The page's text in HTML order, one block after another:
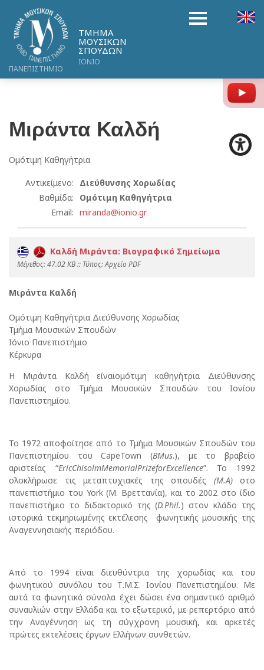
ΤΜΗΜΑ
ΜΟΥΣΙΚΩΝ
ΣΠΟΥΔΩΝ
ΙΟΝΙΟ
ΠΑΝΕΠΙΣΤΗΜΙΟ
Μιράντα Καλδή
Ομότιμη Καθηγήτρια
Αντικείμενο:
Διεύθυνσης Χορωδίας
Βαθμίδα:
Ομότιμη Καθηγήτρια
Email: miranda@ionio.gr
Καλδή Μιράντα: Βιογραφικό Σημείωμα
Mέγεθος: 47.02 KB :: Τύπος: Αρχείο PDF
Μιράντα Καλδή
Ομότιμη Καθηγήτρια Διεύθυνσης Χορωδίας
Τμήμα Μουσικών Σπουδών
Ιόνιο Πανεπιστήμιο
Κέρκυρα
Η Μιράντα Καλδή είναιομότιμη καθηγήτρια Διεύθυνσης
Χορωδίας στο Τμήμα Μουσικών Σπουδών του Ιονίου
Πανεπιστημίου.
Το 1972 αποφοίτησε από το Τμήμα Μουσικών Σπουδών του
Πανεπιστημίου του CapeTown (BMus.), με το βραβείο
αριστείας “EricChisolmMemorialPrizeforExcellence”. To 1992
ολοκλήρωσε τις μεταπτυχιακές της σπουδές (M.A) στο
πανεπιστήμιο του York (Μ. Βρεττανία), και το 2002 στο ίδιο
πανεπιστήμιο το διδακτορικό της (D.Phil.) στον κλάδο της
ιστορικά τεκμηριωμένης εκτέλεσης φωνητικής μουσικής της
Αναγεννησιακής περιόδου.
Από το 1994 είναι διευθύντρια της χορωδίας και του
φωνητικού συνόλου του Τ.Μ.Σ. Ιονίου Πανεπιστημίου. Με
αυτά τα φωνητικά σύνολα έχει δώσει ένα σημαντικό αριθμό
συναυλιών στην Ελλάδα και το εξωτερικό, με ρεπερτόριο από
την Αναγέννηση ως τη σύγχρονη μουσική, και αρκετές
πρώτες εκτελέσεις έργων Ελλήνων συνθετών.